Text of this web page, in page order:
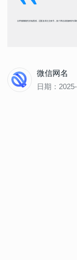
自带慵懒随性的氛围感，适配各类社交账号，换个网名就能解锁专属格
微信网名
日期：